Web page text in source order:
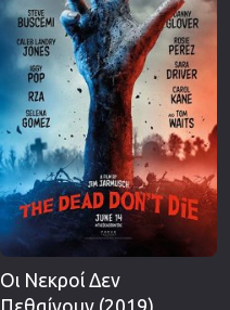
Οι Νεκροί Δεν